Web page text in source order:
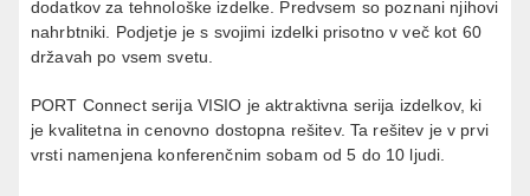
dodatkov za tehnološke izdelke. Predvsem so poznani njihovi
nahrbtniki. Podjetje je s svojimi izdelki prisotno v več kot 60
državah po vsem svetu.
PORT Connect serija VISIO je aktraktivna serija izdelkov, ki
je kvalitetna in cenovno dostopna rešitev. Ta rešitev je v prvi
vrsti namenjena konferenčnim sobam od 5 do 10 ljudi.